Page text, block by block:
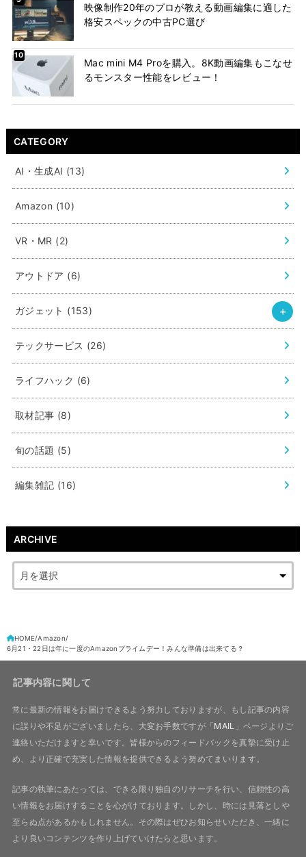
映像制作20年のプロが教える動画編集に適した
格安スペックの中古PC選び
Mac mini M4 Proを購入。8K動画編集もこなせ
るモンスター性能をレビュー！
CATEGORY
AI・生成AI (13)
Amazon (10)
VR・MR (2)
アウトドア (6)
ガジェット (153)
テックサービス (26)
ライフハック (6)
取材記事 (8)
旬の話題 (5)
編集雑記 (16)
ARCHIVE
HOME Amazon
6月21・22日は年に一度のAmazonプライムデー！みんな準備は出来てる？
記事内容に関して
常に最新の情報をお届けできるよう努力しておりますが、もし記事の内容
に誤りや不足がございましたら、大変お手数ですが「MAIL 」ページよりご
連絡いただけますと幸いです。皆様からのフィードバックを真摯に受け止
め、より正確で充実した情報を提供できるよう努めてまいります。
記事の執筆にあたっては、できる限り独自のリサーチを行い、信頼性の高
い情報をお届けすることを心がけております。しかし、時には見落としや
至らぬ点があるかもしれません。その際はぜひお知らせいただき、一緒に
より良いコンテンツを作り上げていけたらと思います。